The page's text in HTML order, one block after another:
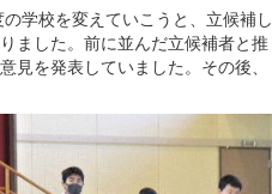
学校を変えていこうと、立候補し
ました。前に並んだ立候補者と推
を発表していました。その後、